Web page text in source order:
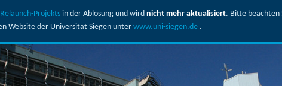
Projekts in der Ablösung und wird nicht mehr aktualisiert. Bitte beachten
Website der Universität Siegen unter www.uni-siegen.de .